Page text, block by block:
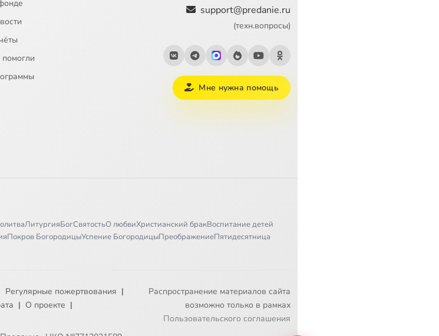
support@predanie.ru
(техн.вопросы)
Мне нужна помощь
ЛитургияБогСвятостьО любвиХристианский бракВоспитание детей
Покров БогородицыУспение БогородицыПреображениеПятидесятница
Регулярные пожертвования |
| О проекте |
Распространение материалов сайта
возможно только в рамках
Пользовательского соглашения